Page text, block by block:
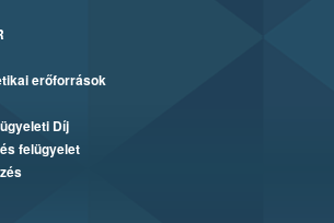
erőforrások
Díj
felügyelet